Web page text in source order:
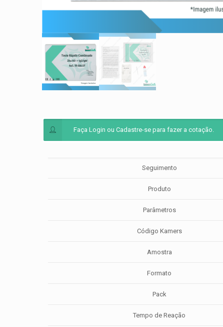
Faça Login ou Cadastre-se para fazer a cotação.
Seguimento
Produto
Parâmetros
Código Kamers
Amostra
Formato
Pack
Tempo de Reação